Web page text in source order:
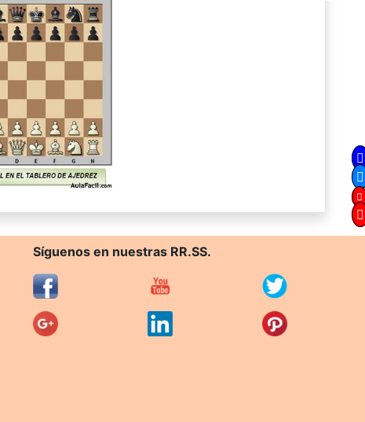
Síguenos en nuestras RR.SS.